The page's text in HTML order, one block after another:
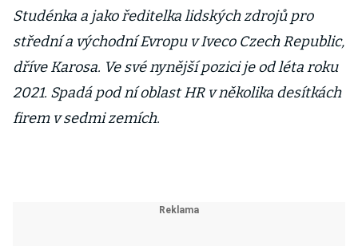
Studénka a jako ředitelka lidských zdrojů pro
střední a východní Evropu v Iveco Czech Republic,
dříve Karosa. Ve své nynější pozici je od léta roku
2021. Spadá pod ní oblast HR v několika desítkách
firem v sedmi zemích.